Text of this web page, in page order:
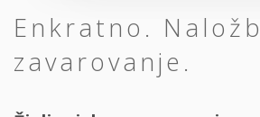
Enkratno.
zavarovanje.